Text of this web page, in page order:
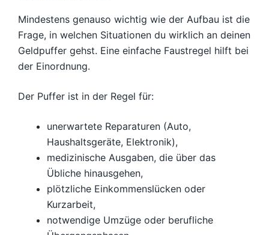
Mindestens genauso wichtig wie der Aufbau ist die
Frage, in welchen Situationen du wirklich an deinen
Geldpuffer gehst. Eine einfache Faustregel hilft bei
der Einordnung.
Der Puffer ist in der Regel für:
unerwartete Reparaturen (Auto,
Haushaltsgeräte, Elektronik),
medizinische Ausgaben, die über das
Übliche hinausgehen,
plötzliche Einkommenslücken oder
Kurzarbeit,
notwendige Umzüge oder berufliche